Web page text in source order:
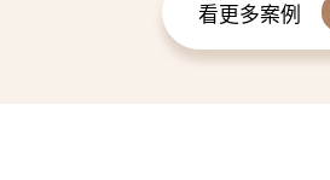
看更多案例